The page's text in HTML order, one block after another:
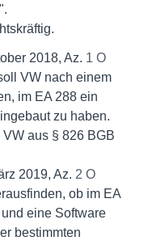
2018, Az. 1 O
VW nach einem
im EA 288 ein
zu haben.
aus § 826 BGB
2019, Az. 2 O
ob im EA
eine Software
bestimmten